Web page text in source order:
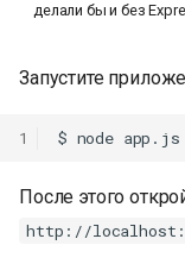
делали бы и без
Запустите
1 $ node
После этого
http://